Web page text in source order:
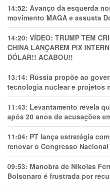
14:52: Avanço da esquerda
movimento MAGA e assusta
14:20: VÍDEO: TRUMP TEM
CHINA LANÇAREM PIX
DÓLAR!! ACABOU!!
13:14: Rússia propõe ao
tecnologia nuclear e projetos
11:43: Levantamento revela
após 20 anos de acusações
11:04: PT lança estratégia
renovar o Congresso Nacional
09:53: Manobra de Nikolas
Bolsonaro é frustrada por